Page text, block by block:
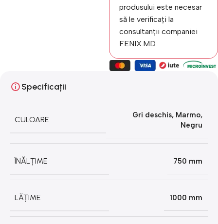
produsului este necesar
să le verificați la
consultanții companiei
FENIX.MD
Specificații
CULOARE
Gri deschis, Marmo,
Negru
ÎNĂLȚIME 750 mm
LĂȚIME 1000 mm